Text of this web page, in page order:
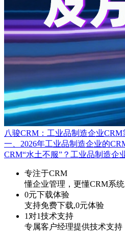
八骏CRM：工业品制造企业
一、2026年工业品制造企业的
CRM“水土不服”？工业品制造企
专注于CRM
懂企业管理，更懂CRM系统
0元下载体验
支持免费下载,0元体验
1对1技术支持
专属客户经理提供技术支持